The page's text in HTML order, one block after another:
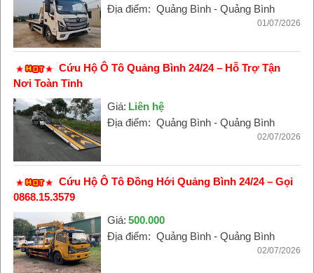
Địa điểm: Quảng Bình - Quảng Bình
01/07/2026
Cứu Hộ Ô Tô Quảng Bình 24/24 – Hỗ Trợ Tận
Nơi Toàn Tỉnh
Giá: Liên hệ
Địa điểm: Quảng Bình - Quảng Bình
02/07/2026
Cứu Hộ Ô Tô Đồng Hới Quảng Bình 24/24 – Gọi
0868.15.3579
Giá: 500.000
Địa điểm: Quảng Bình - Quảng Bình
02/07/2026